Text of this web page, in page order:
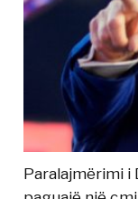
Paralajmërimi i